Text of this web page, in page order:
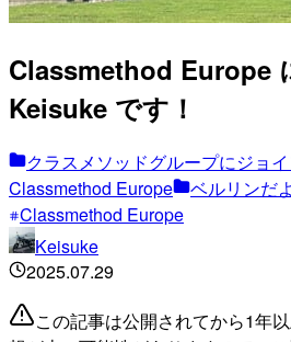
Classmethod Europe
Keisuke です！
クラスメソッドグループにジョ
Classmethod Europe
ベルリンだ
Classmethod Europe
Keisuke
2025.07.29
この記事は公開されてから1年